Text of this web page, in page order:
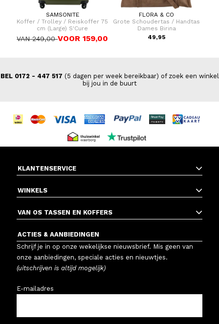
SAMSONITE
Koffer / Trolley / Reiskoffer 75
cm (Large) S'Cure
VAN 249,00VOOR 159,00
FLORA & CO
Grote Schoudertas / Handtas
Dames Birina
49,95
BEL 0172 - 447 517 (5 dagen per week bereikbaar) of zoek een winkel
bij jou in de buurt
KLANTENSERVICE
WINKELS
VAN OS TASSEN EN KOFFERS
ACTIES & AANBIEDINGEN
Schrijf je in op onze wekelijkse nieuwsbrief. Mis geen van
onze aanbiedingen, speciale acties en nieuwtjes.
(uitschrijven is altijd mogelijk)
E-mailadres